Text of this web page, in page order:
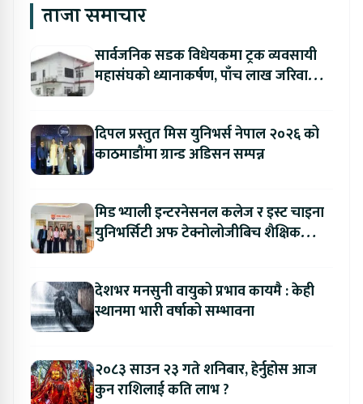
ताजा समाचार
सार्वजनिक सडक विधेयकमा ट्रक व्यवसायी
महासंघको ध्यानाकर्षण, पाँच लाख जरिवाना
दिपल प्रस्तुत मिस युनिभर्स नेपाल २०२६ को
काठमाडौंमा ग्रान्ड अडिसन सम्पन्न
मिड भ्याली इन्टरनेसनल कलेज र इस्ट चाइना
युनिभर्सिटी अफ टेक्नोलोजीबिच शैक्षिक
देशभर मनसुनी वायुको प्रभाव कायमै : केही
स्थानमा भारी वर्षाको सम्भावना
२०८३ साउन २३ गते शनिबार, हेर्नुहोस आज
कुन राशिलाई कति लाभ ?